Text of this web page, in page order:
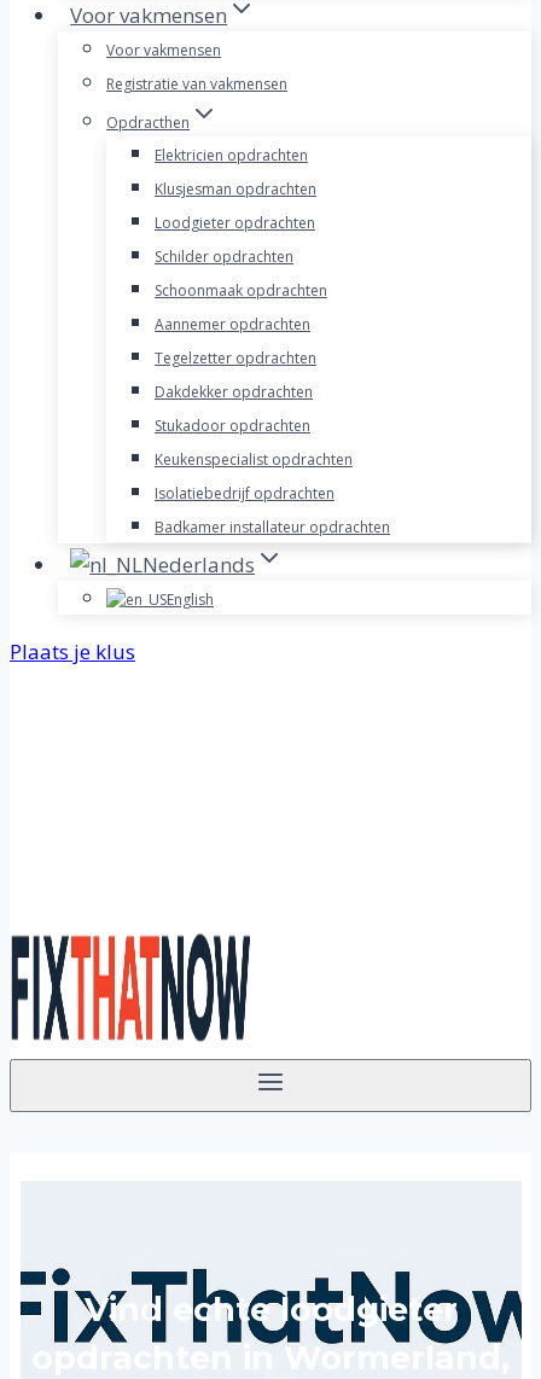
Voor vakmensen
Voor vakmensen
Registratie van vakmensen
Opdracthen
Elektricien opdrachten
Klusjesman opdrachten
Loodgieter opdrachten
Schilder opdrachten
Schoonmaak opdrachten
Aannemer opdrachten
Tegelzetter opdrachten
Dakdekker opdrachten
Stukadoor opdrachten
Keukenspecialist opdrachten
Isolatiebedrijf opdrachten
Badkamer installateur opdrachten
Nederlands
English
Plaats je klus
Vind echte loodgieter
opdrachten in Wormerland,